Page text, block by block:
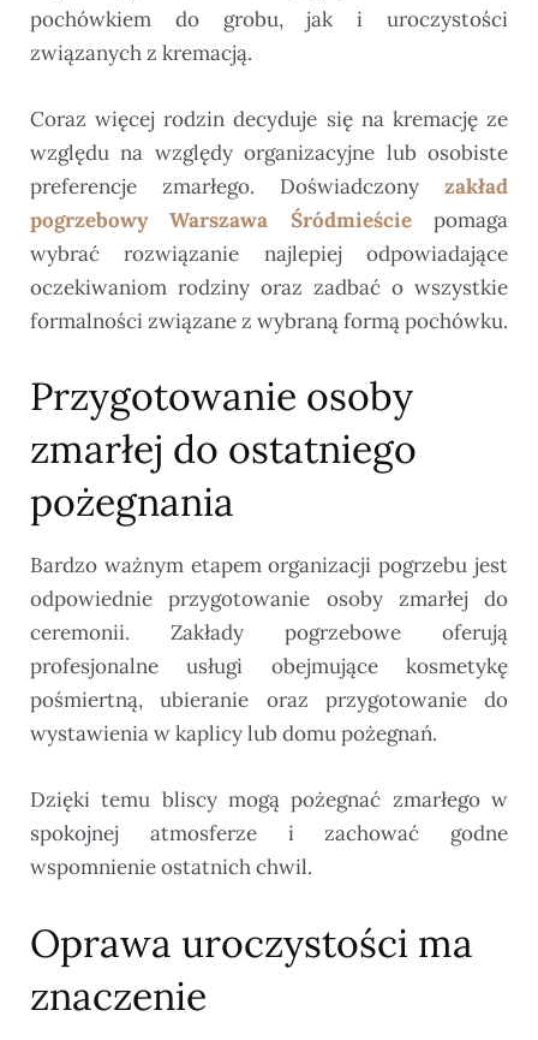
pochówkiem do grobu, jak i uroczystości
związanych z kremacją.
Coraz więcej rodzin decyduje się na kremację ze
względu na względy organizacyjne lub osobiste
preferencje zmarłego. Doświadczony zakład
pogrzebowy Warszawa Śródmieściepomaga
wybrać rozwiązanie najlepiej odpowiadające
oczekiwaniom rodziny oraz zadbać o wszystkie
formalności związane z wybraną formą pochówku.
Przygotowanie osoby
zmarłej do ostatniego
pożegnania
Bardzo ważnym etapem organizacji pogrzebu jest
odpowiednie przygotowanie osoby zmarłej do
ceremonii. Zakłady pogrzebowe oferują
profesjonalne usługi obejmujące kosmetykę
pośmiertną, ubieranie oraz przygotowanie do
wystawienia w kaplicy lub domu pożegnań.
Dzięki temu bliscy mogą pożegnać zmarłego w
spokojnej atmosferze i zachować godne
wspomnienie ostatnich chwil.
Oprawa uroczystości ma
znaczenie